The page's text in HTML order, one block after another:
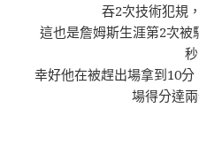
吞2次技術犯規
這也是詹姆斯生涯第2次被
秒
幸好他在被趕出場拿到10
場得分達